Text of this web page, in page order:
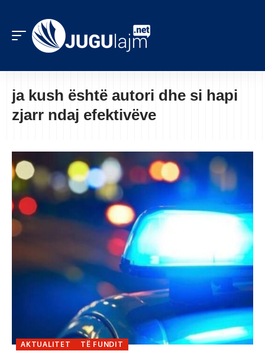
ja kush është autori dhe si hapi
zjarr ndaj efektivëve
AKTUALITET TË FUNDIT